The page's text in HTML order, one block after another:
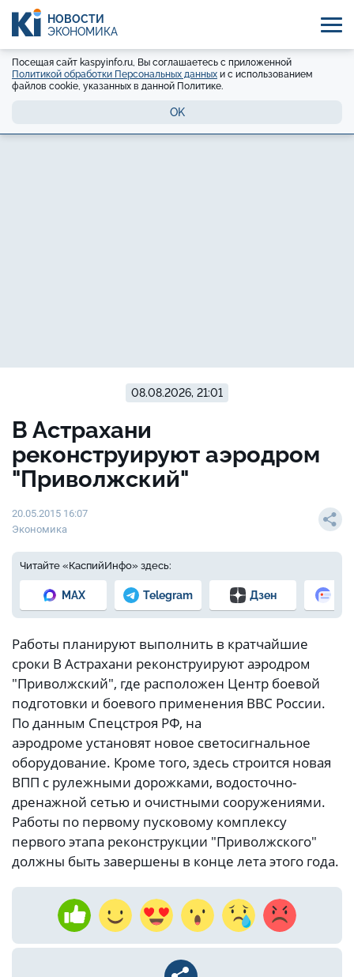
НОВОСТИ
ЭКОНОМИКА
Посещая сайт kaspyinfo.ru, Вы соглашаетесь с приложенной
Политикой обработки Персональных данных и с использованием
файлов cookie, указанных в данной Политике.
OK
08.08.2026, 21:01
В Астрахани
реконструируют аэродром
"Приволжский"
20.05.2015 16:07
Экономика
Читайте «КаспийИнфо» здесь:
MAX Telegram Дзен
Работы планируют выполнить в кратчайшие
сроки В Астрахани реконструируют аэродром
"Приволжский", где расположен Центр боевой
подготовки и боевого применения ВВС России.
По данным Спецстроя РФ, на
аэродроме установят новое светосигнальное
оборудование. Кроме того, здесь строится новая
ВПП с рулежными дорожками, водосточно-
дренажной сетью и очистными сооружениями.
Работы по первому пусковому комплексу
первого этапа реконструкции "Приволжского"
должны быть завершены в конце лета этого года.